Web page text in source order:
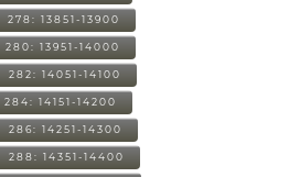
278: 13851-13900
280: 13951-14000
282: 14051-14100
284: 14151-14200
286: 14251-14300
288: 14351-14400